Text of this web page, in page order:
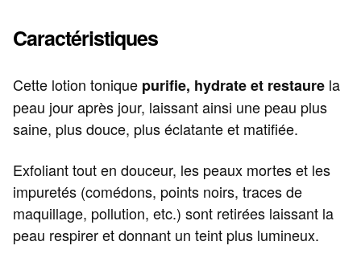
Caractéristiques
Cette lotion tonique purifie, hydrate et restaure la
peau jour après jour, laissant ainsi une peau plus
saine, plus douce, plus éclatante et matifiée.
Exfoliant tout en douceur, les peaux mortes et les
impuretés (comédons, points noirs, traces de
maquillage, pollution, etc.) sont retirées laissant la
peau respirer et donnant un teint plus lumineux.